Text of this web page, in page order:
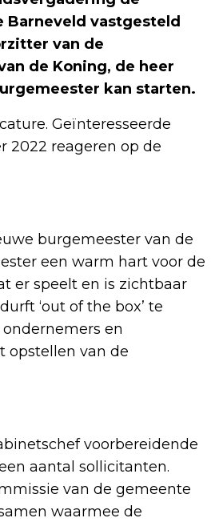
vastgesteld
van de
de Koning, de heer
kan starten.
Geïnteresseerde
2022 reageren op de
burgemeester van de
een warm hart voor de
er speelt en is zichtbaar
‘out of the box’ te
en
opstellen van de
voorbereidende
aantal sollicitanten.
van de gemeente
waarmee de